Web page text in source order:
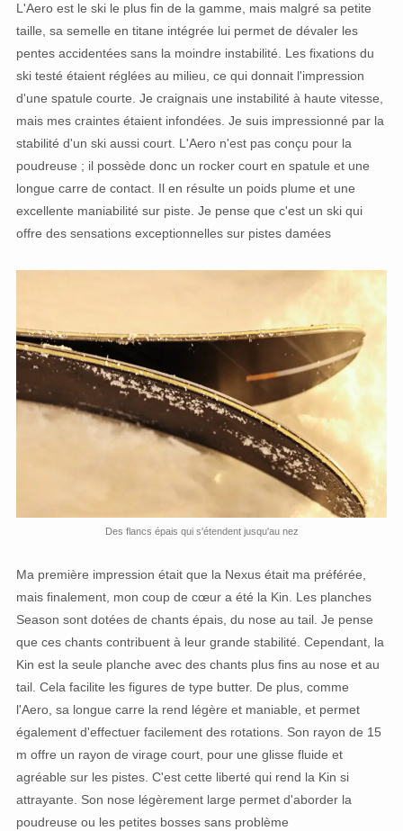
L'Aero est le ski le plus fin de la gamme, mais malgré sa petite
taille, sa semelle en titane intégrée lui permet de dévaler les
pentes accidentées sans la moindre instabilité. Les fixations du
ski testé étaient réglées au milieu, ce qui donnait l'impression
d'une spatule courte. Je craignais une instabilité à haute vitesse,
mais mes craintes étaient infondées. Je suis impressionné par la
stabilité d'un ski aussi court. L'Aero n'est pas conçu pour la
poudreuse ; il possède donc un rocker court en spatule et une
longue carre de contact. Il en résulte un poids plume et une
excellente maniabilité sur piste. Je pense que c'est un ski qui
offre des sensations exceptionnelles sur pistes damées
Des flancs épais qui s'étendent jusqu'au nez
Ma première impression était que la Nexus était ma préférée,
mais finalement, mon coup de cœur a été la Kin. Les planches
Season sont dotées de chants épais, du nose au tail. Je pense
que ces chants contribuent à leur grande stabilité. Cependant, la
Kin est la seule planche avec des chants plus fins au nose et au
tail. Cela facilite les figures de type butter. De plus, comme
l'Aero, sa longue carre la rend légère et maniable, et permet
également d'effectuer facilement des rotations. Son rayon de 15
m offre un rayon de virage court, pour une glisse fluide et
agréable sur les pistes. C'est cette liberté qui rend la Kin si
attrayante. Son nose légèrement large permet d'aborder la
poudreuse ou les petites bosses sans problème